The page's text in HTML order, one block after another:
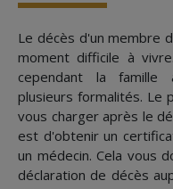
Le décès d'un membre
moment difficile à
cependant la famille
plusieurs formalités. Le
vous charger après le
est d'obtenir un
un médecin. Cela vous
déclaration de décès